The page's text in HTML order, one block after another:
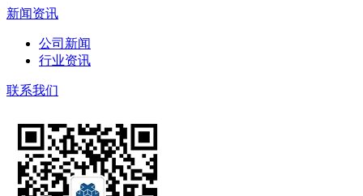
新闻资讯
公司新闻
行业资讯
联系我们